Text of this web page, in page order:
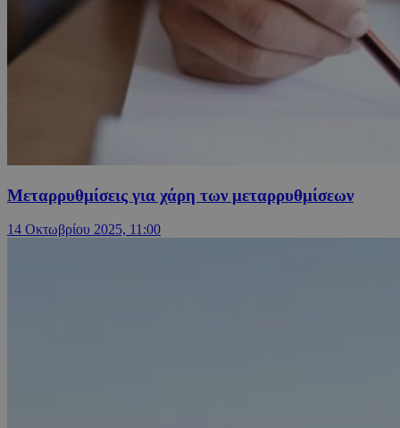
Μεταρρυθμίσεις για χάρη των μεταρρυθμίσεων
14 Οκτωβρίου 2025, 11:00